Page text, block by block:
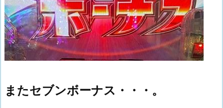
またセブンボーナス・・・。